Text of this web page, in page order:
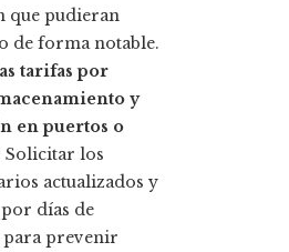
que pudieran
de forma notable.
tarifas por
y
en puertos o
Solicitar los
actualizados y
días de
prevenir